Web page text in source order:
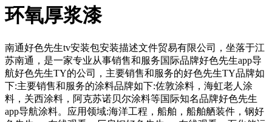
环氧厚浆漆
南通好色先生tv安装包安装描述文件贸易有限公司，坐落于江
苏南通，是一家专业从事销售和服务国际品牌好色先生app导
航好色先生TY的公司，主要销售和服务的好色先生TY品牌如
下:主要销售和服务的涂料品牌如下:佐敦涂料，海虹老人涂
料，关西涂料，阿克苏诺贝尔涂料等国际知名品牌好色先生
app导航涂料。应用领域:海洋工程，船舶，船舶舾装件，钢好